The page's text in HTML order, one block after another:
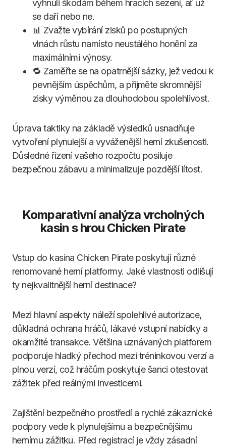
vyhnuli škodám během hracích sezení, ať už
se daří nebo ne.
📊 Zvažte vybírání zisků po postupných
vlnách růstu namísto neustálého honění za
maximálními výnosy.
🔁 Zaměřte se na opatrnější sázky, jež vedou k
pevnějším úspěchům, a přijměte skromnější
zisky výměnou za dlouhodobou spolehlivost.
Úprava taktiky na základě výsledků usnadňuje
vytvoření plynulejší a vyváženější herní zkušenosti.
Důsledné řízení vašeho rozpočtu posiluje
bezpečnou zábavu a minimalizuje pozdější lítost.
Komparativní analýza vrcholných
kasin s hrou Chicken Pirate
Vstup do kasina Chicken Pirate poskytují různé
renomované herní platformy. Jaké vlastnosti odlišují
ty nejkvalitnější herní destinace?
Mezi hlavní aspekty náleží spolehlivé autorizace,
důkladná ochrana hráčů, lákavé vstupní nabídky a
okamžité transakce. Většina uznávaných platforem
podporuje hladký přechod mezi tréninkovou verzí a
plnou verzí, což hráčům poskytuje šanci otestovat
zážitek před reálnými investicemi.
Zajištění bezpečného prostředí a rychlé zákaznické
podpory vede k plynulejšímu a bezpečnějšímu
hernímu zážitku. Před registrací je vždy zásadní